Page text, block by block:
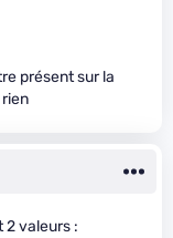
présent sur la
rien
2 valeurs :